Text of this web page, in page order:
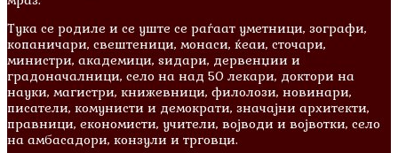
Тука се родиле и сe уште се раѓаат уметници, зографи,
копаничари, свештеници, монаси, ќеаи, сточари,
министри, академици, ѕидари, дервенџии и
градоначалници, село на над 50 лекари, доктори на
науки, магистри, книжевници, филолози, новинари,
писатели, комунисти и демократи, значајни архитекти,
правници, економисти, учители, војводи и војвотки, село
на амбасадори, конзули и трговци.